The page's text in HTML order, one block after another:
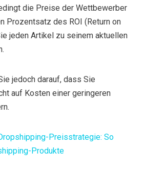
die Preise der Wettbewerber
Prozentsatz des ROI (Return on
jeden Artikel zu seinem aktuellen
jedoch darauf, dass Sie
auf Kosten einer geringeren
Preisstrategie: So
Produkte